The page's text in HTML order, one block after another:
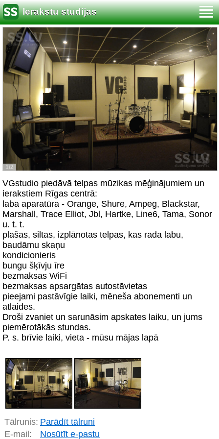
Ierakstu studijas
1/2
VGstudio piedāvā telpas mūzikas mēģinājumiem un
ierakstiem Rīgas centrā:
laba aparatūra - Orange, Shure, Ampeg, Blackstar,
Marshall, Trace Elliot, Jbl, Hartke, Line6, Tama, Sonor
u. t. t.
plašas, siltas, izplānotas telpas, kas rada labu,
baudāmu skaņu
kondicionieris
bungu šķīvju īre
bezmaksas WiFi
bezmaksas apsargātas autostāvietas
pieejami pastāvīgie laiki, mēneša abonementi un
atlaides.
Droši zvaniet un sarunāsim apskates laiku, un jums
piemērotākās stundas.
P. s. brīvie laiki, vieta - mūsu mājas lapā
Tālrunis: Parādīt tālruni
E-mail:
Nosūtīt e-pastu